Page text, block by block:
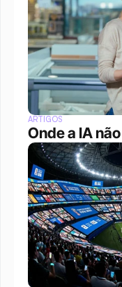
ARTIGOS
Onde a IA